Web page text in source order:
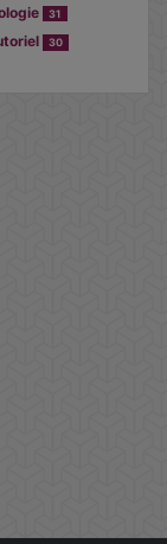
31
30